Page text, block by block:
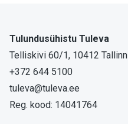
Tulundusühistu Tuleva
Telliskivi 60/1, 10412 Tallinn
+372 644 5100
tuleva@tuleva.ee
Reg. kood: 14041764